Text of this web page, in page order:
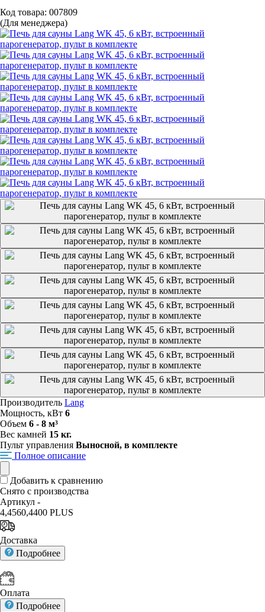
Код товара: 007809
(Для менеджера)
Производитель Lang
Мощность, кВт 6
Объем 6 - 8 м³
Вес камней 15 кг.
Пульт управления Выносной, в комплекте
Полное описание
Добавить к сравнению
Снято с производства
Артикул -
4,4560,4400 PLUS
Доставка
Подробнее
Оплата
Подробнее